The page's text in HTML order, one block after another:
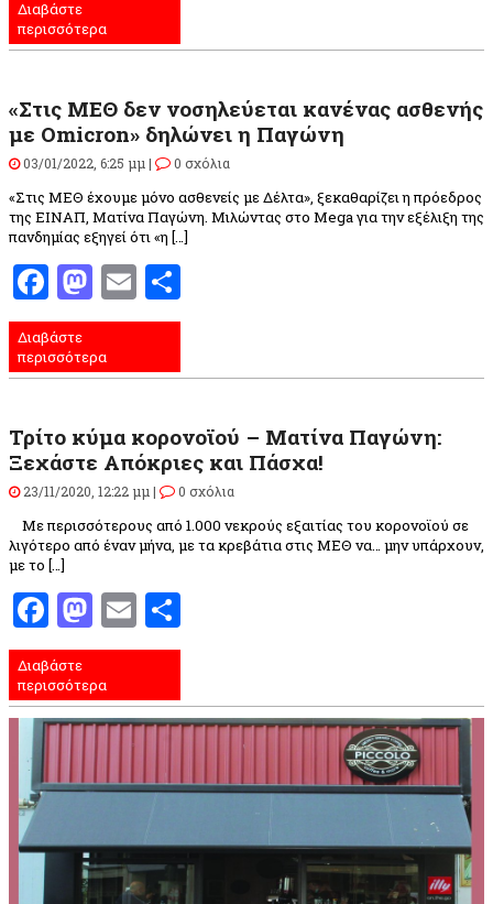
Διαβάστε
περισσότερα
«Στις ΜΕΘ δεν νοσηλεύεται κανένας ασθενής
με Omicron» δηλώνει η Παγώνη
03/01/2022, 6:25 μμ | 0 σχόλια
«Στις ΜΕΘ έχουμε μόνο ασθενείς με Δέλτα», ξεκαθαρίζει η πρόεδρος
της ΕΙΝΑΠ, Ματίνα Παγώνη. Μιλώντας στο Mega για την εξέλιξη της
πανδημίας εξηγεί ότι «η […]
Facebook
Mastodon
Email
Διαβάστε
περισσότερα
Τρίτο κύμα κορονοϊού – Ματίνα Παγώνη:
Ξεχάστε Απόκριες και Πάσχα!
23/11/2020, 12:22 μμ | 0 σχόλια
Με περισσότερους από 1.000 νεκρούς εξαιτίας του κορονοϊού σε
λιγότερο από έναν μήνα, με τα κρεβάτια στις ΜΕΘ να… μην υπάρχουν,
με το […]
Facebook
Mastodon
Email
Διαβάστε
περισσότερα